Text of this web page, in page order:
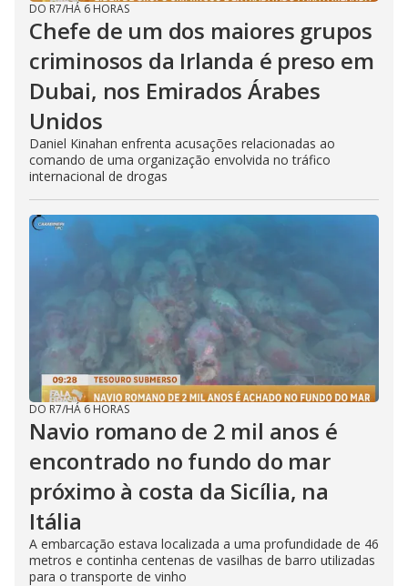
DO R7/HÁ 6 HORAS
Chefe de um dos maiores grupos
criminosos da Irlanda é preso em
Dubai, nos Emirados Árabes
Unidos
Daniel Kinahan enfrenta acusações relacionadas ao
comando de uma organização envolvida no tráfico
internacional de drogas
DO R7/HÁ 6 HORAS
Navio romano de 2 mil anos é
encontrado no fundo do mar
próximo à costa da Sicília, na
Itália
A embarcação estava localizada a uma profundidade de 46
metros e continha centenas de vasilhas de barro utilizadas
para o transporte de vinho